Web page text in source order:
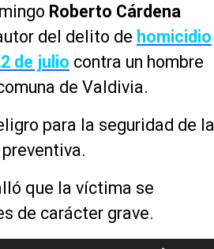
Roberto Cárdena
del delito de homicidio
de julio contra un hombre
de Valdivia.
para la seguridad de la
que la víctima se
de carácter grave.